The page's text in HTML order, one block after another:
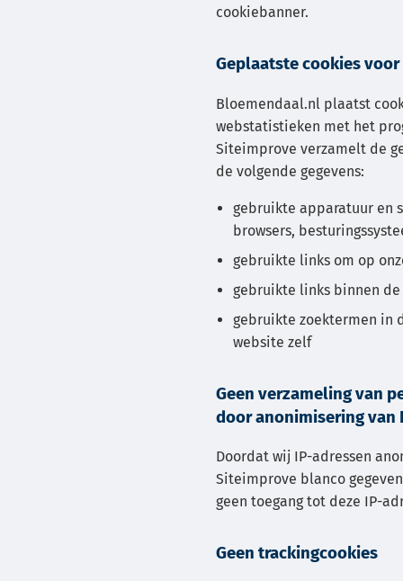
cookiebanner.
Geplaatste cookies
Bloemendaal.nl plaatst
webstatistieken met het
Siteimprove verzamelt de
de volgende gegevens:
gebruikte apparatuur en
browsers,
gebruikte links om op
gebruikte links binnen
gebruikte zoektermen in
website zelf
Geen verzameling van
door anonimisering van
Doordat wij IP-adressen
Siteimprove blanco
geen toegang tot deze IP-
Geen trackingcookies